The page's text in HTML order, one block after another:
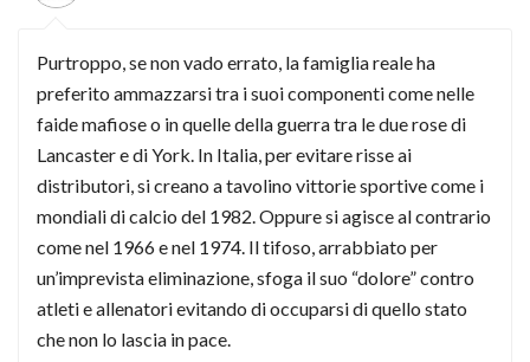
Purtroppo, se non vado errato, la famiglia reale ha
preferito ammazzarsi tra i suoi componenti come nelle
faide mafiose o in quelle della guerra tra le due rose di
Lancaster e di York. In Italia, per evitare risse ai
distributori, si creano a tavolino vittorie sportive come i
mondiali di calcio del 1982. Oppure si agisce al contrario
come nel 1966 e nel 1974. Il tifoso, arrabbiato per
un’imprevista eliminazione, sfoga il suo “dolore” contro
atleti e allenatori evitando di occuparsi di quello stato
che non lo lascia in pace.